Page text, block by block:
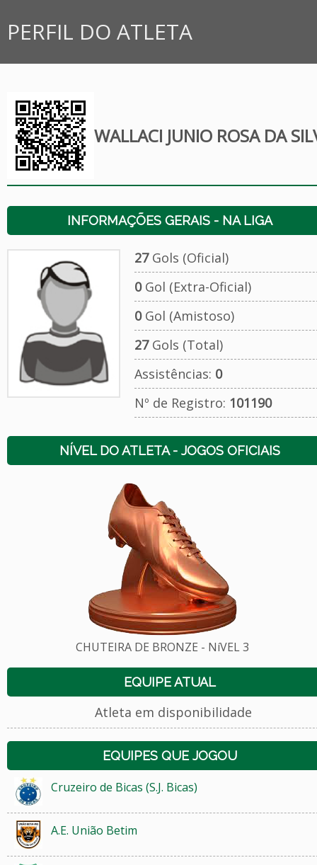
PERFIL DO ATLETA
WALLACI JUNIO ROSA DA
INFORMAÇÕES GERAIS - NA LIGA
27Gols (Oficial)
0Gol (Extra-Oficial)
0Gol (Amistoso)
27Gols (Total)
Assistências: 0
Nº de Registro: 101190
NÍVEL DO ATLETA - JOGOS OFICIAIS
CHUTEIRA DE BRONZE - NíVEL 3
EQUIPE ATUAL
Atleta em disponibilidade
EQUIPES QUE JOGOU
Cruzeiro de Bicas (S.J. Bicas)
A.E. União Betim